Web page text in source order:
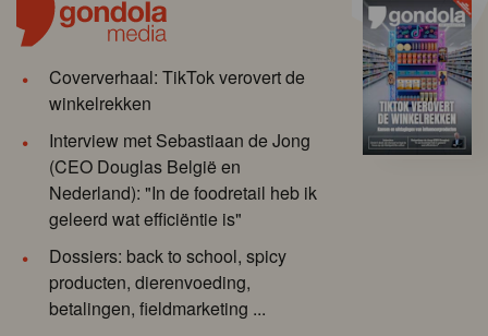
Coververhaal: TikTok verovert de
winkelrekken
Interview met Sebastiaan de Jong
(CEO Douglas België en
Nederland): "In de foodretail heb ik
geleerd wat efficiëntie is"
Dossiers: back to school, spicy
producten, dierenvoeding,
betalingen, fieldmarketing ...